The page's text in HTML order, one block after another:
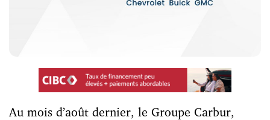
Au mois d’août dernier, le Groupe Carbur,